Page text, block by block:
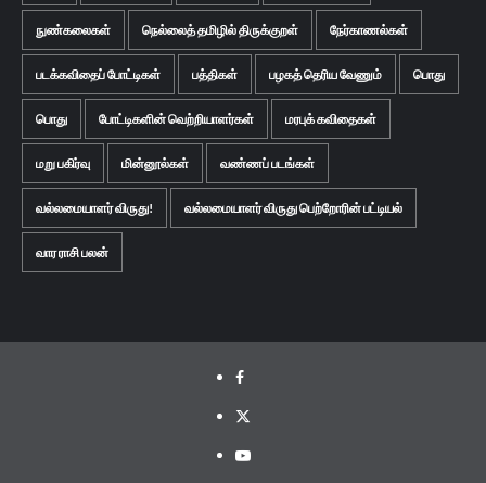
நுண்கலைகள் நெல்லைத் தமிழில் திருக்குறள் நேர்காணல்கள்
படக்கவிதைப் போட்டிகள் பத்திகள் பழகத் தெரிய வேணும் பொது
பொது போட்டிகளின் வெற்றியாளர்கள் மரபுக் கவிதைகள்
மறு பகிர்வு மின்னூல்கள் வண்ணப் படங்கள்
வல்லமையாளர் விருது! வல்லமையாளர் விருது பெற்றோரின் பட்டியல்
வார ராசி பலன்
Facebook
Twitter
Youtube